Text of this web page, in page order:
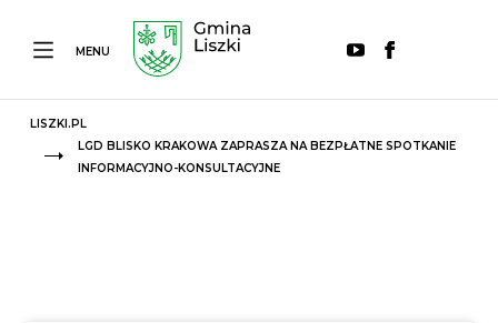
MENU
LISZKI.PL
LGD BLISKO KRAKOWA ZAPRASZA NA BEZPŁATNE SPOTKANIE
INFORMACYJNO-KONSULTACYJNE